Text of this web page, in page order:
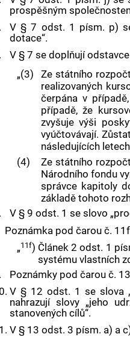
prospěšným
V § 7 odst. 1 písm. p)
dotace“.
V § 7 se doplňují
„(3)
Ze státního
realizovaných
čerpána v
případě, že
zvyšuje výši
vyúčtovávají.
následujících
(4)
Ze státního
Národního fondu
správce kapitoly
základě tohoto
V § 9 odst. 1 se slovo
Poznámka pod čarou č.
„11f) Článek 2 odst. 1
systému vlastních
Poznámky pod čarou č.
V § 12 odst. 1 se slova
nahrazují slovy „jeho
stanovených cílů“.
V § 13 odst. 3 písm. a) a